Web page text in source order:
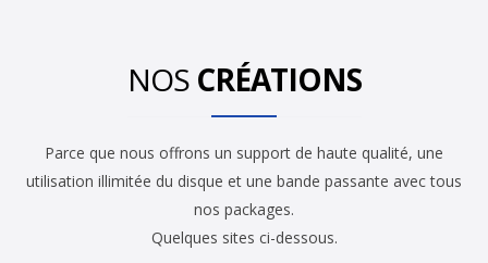
NOS CRÉATIONS
Parce que nous offrons un support de haute qualité, une
utilisation illimitée du disque et une bande passante avec tous
nos packages.
Quelques sites ci-dessous.